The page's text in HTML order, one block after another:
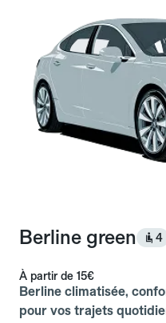
Berline green 4
À partir de 15€
Berline climatisée,
pour vos trajets